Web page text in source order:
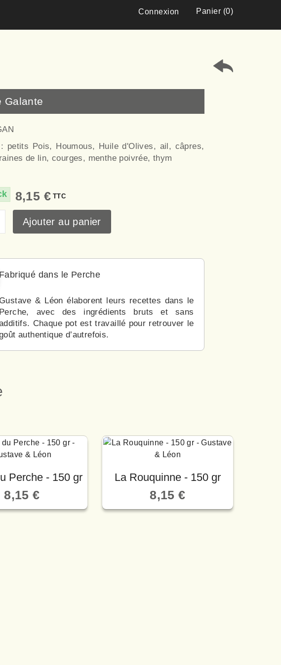
Connexion Panier (0)
Galante
petits Pois, Houmous, Huile d'Olives, ail, câpres,
de lin, courges, menthe poivrée, thym
8,15 € TTC
Ajouter au panier
Fabriqué dans le Perche
Gustave & Léon élaborent leurs recettes dans le
Perche, avec des ingrédients bruts et sans
Chaque pot est travaillé pour retrouver le
authentique d’autrefois.
Perche - 150 gr
8,15 €
La Rouquinne - 150 gr
8,15 €